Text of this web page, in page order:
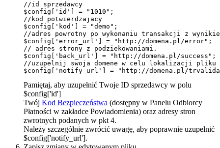
//id sprzedawcy
$config
'id' = "1010" ;
//kod potwierdzajacy
$config
'kod' = "demo" ;
//adres powrotny po wykonaniu transakcji z
$config
'error_url' = "http : //domena.pl/error";
// adres strony z podziekowaniami.
$config
'back_url' = "http : //domena.pl/success";
//uzupelnij swoja domene w celu lokalizacji
$config
'notify_url' = "http : //domena.pl/
Pamiętaj, aby uzupełnić Twoje ID sprzedawcy w polu
$config['id']
Twój Kod Bezpieczeństwa (dostępny w Panelu Odbiorcy
Płatności w zakładce Powiadomienia) oraz adresy stron
zwrotnych podanych w pkt 4.
Należy szczególnie zwrócić uwagę, aby poprawnie uzupełnić
$config['notify_url'].